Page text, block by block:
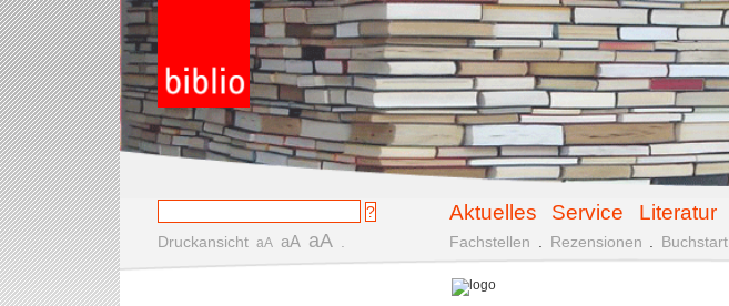
Aktuelles Service Literatur
Druckansicht aA aA aA Fachstellen Rezensionen Buchstart